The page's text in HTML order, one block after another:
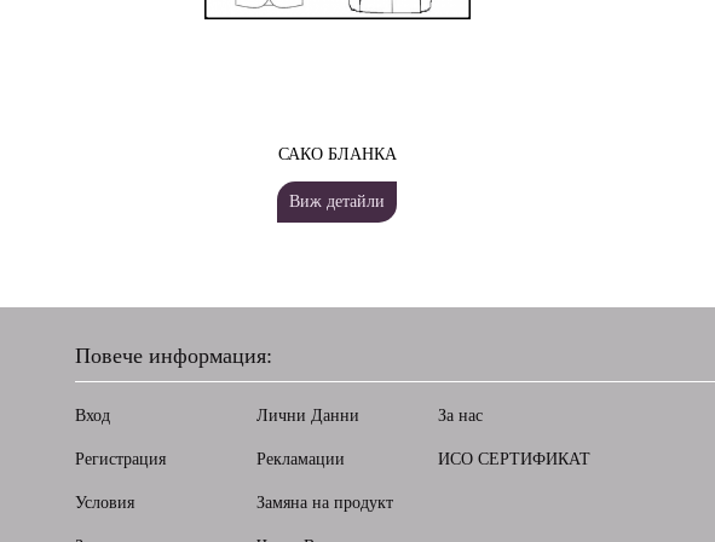
САКО БЛАНКА
Виж детайли
Повече информация:
Вход
Регистрация
Условия
Лични Данни
Рекламации
Замяна на продукт
За нас
ИСО СЕРТИФИКАТ